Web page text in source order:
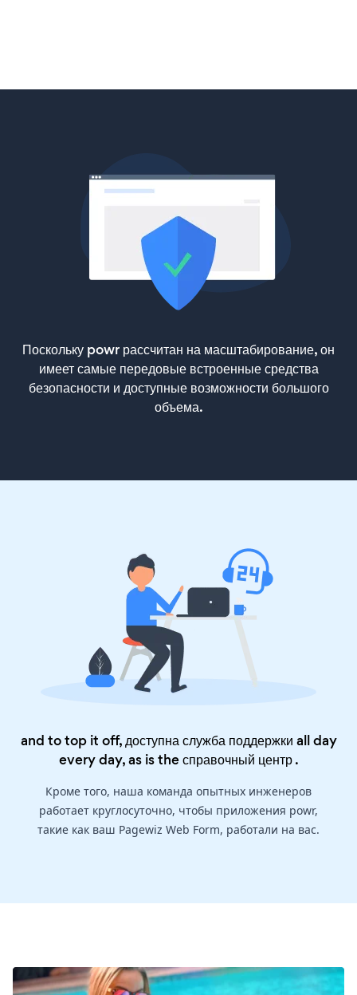
Поскольку powr рассчитан на масштабирование, он
имеет самые передовые встроенные средства
безопасности и доступные возможности большого
объема.
and to top it off, доступна служба поддержки all day
every day, as is theсправочный центр.
Кроме того, наша команда опытных инженеров
работает круглосуточно, чтобы приложения powr,
такие как ваш Pagewiz Web Form, работали на вас.